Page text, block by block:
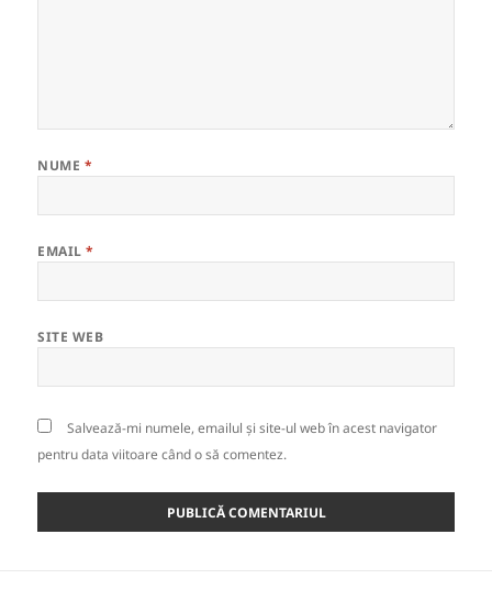
NUME *
EMAIL*
SITE WEB
Salvează-mi numele, emailul și site-ul web în acest navigator
pentru data viitoare când o să comentez.